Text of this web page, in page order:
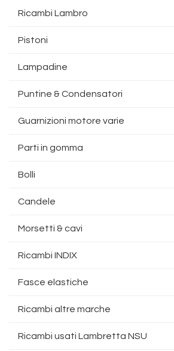
Ricambi Lambro
Pistoni
Lampadine
Puntine & Condensatori
Guarnizioni motore varie
Parti in gomma
Bolli
Candele
Morsetti & cavi
Ricambi INDIX
Fasce elastiche
Ricambi altre marche
Ricambi usati Lambretta NSU